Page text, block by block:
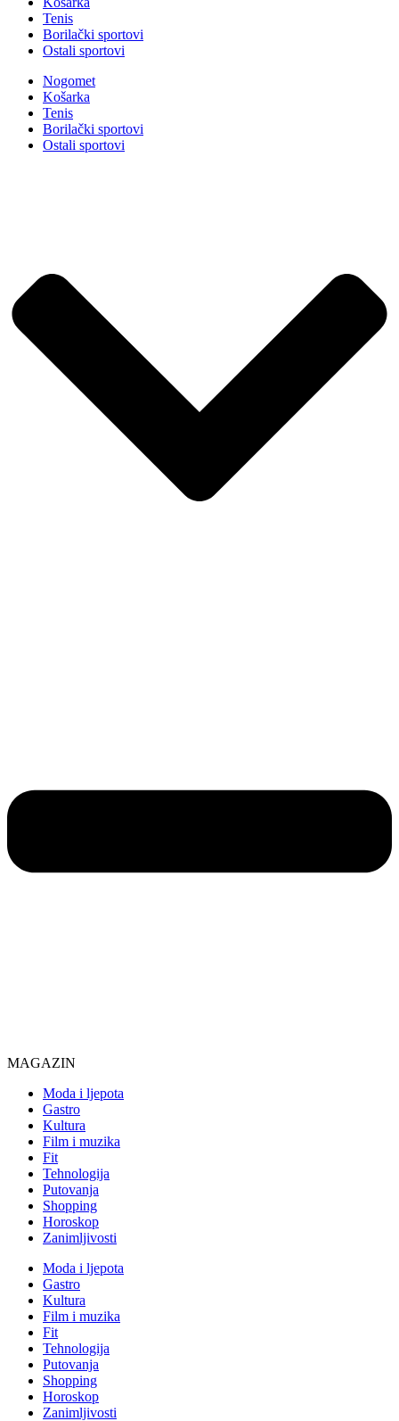
Tenis
Borilački sportovi
Ostali sportovi
Nogomet
Košarka
Tenis
Borilački sportovi
Ostali sportovi
MAGAZIN
Moda i ljepota
Gastro
Kultura
Film i muzika
Fit
Tehnologija
Putovanja
Shopping
Horoskop
Zanimljivosti
Moda i ljepota
Gastro
Kultura
Film i muzika
Fit
Tehnologija
Putovanja
Shopping
Horoskop
Zanimljivosti